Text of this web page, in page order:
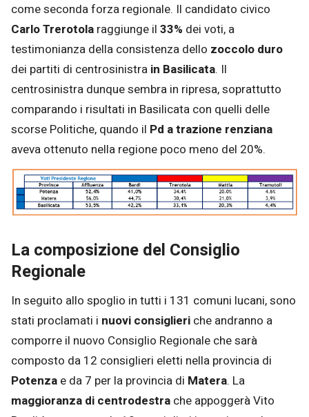
come seconda forza regionale. Il candidato civico
Carlo Trerotola raggiunge il 33% dei voti, a
testimonianza della consistenza dello zoccolo duro
dei partiti di centrosinistra in Basilicata. Il
centrosinistra dunque sembra in ripresa, soprattutto
comparando i risultati in Basilicata con quelli delle
scorse Politiche, quando il Pd a trazione renziana
aveva ottenuto nella regione poco meno del 20%.
La composizione del Consiglio
Regionale
In seguito allo spoglio in tutti i 131 comuni lucani, sono
stati proclamati i nuovi consiglieri che andranno a
comporre il nuovo Consiglio Regionale che sarà
composto da 12 consiglieri eletti nella provincia di
Potenza e da 7 per la provincia di Matera. La
maggioranza di centrodestra che appoggerà Vito